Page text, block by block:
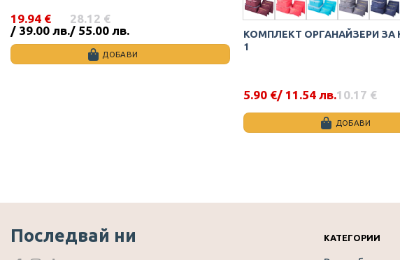
28.12 €
/ 55.00 лв.
Original
price
was:
28.12 €
19.94 €
/ 39.00 лв.
Текущата
цена
е:
19.94 €
ДОБАВИ
КОМПЛЕКТ ОРГАНАЙЗЕРИ ЗА
1
10.17 €
Original
price
10.17 €.
5.90 €
Текущата
цена
5.90 €.
/ 11.54 лв.
ДОБАВИ
variants.
Последвай ни КАТЕГОРИИ